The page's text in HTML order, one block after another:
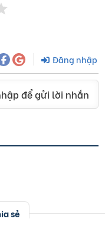
Đăng nhập
để gửi lời nhắn
sẻ